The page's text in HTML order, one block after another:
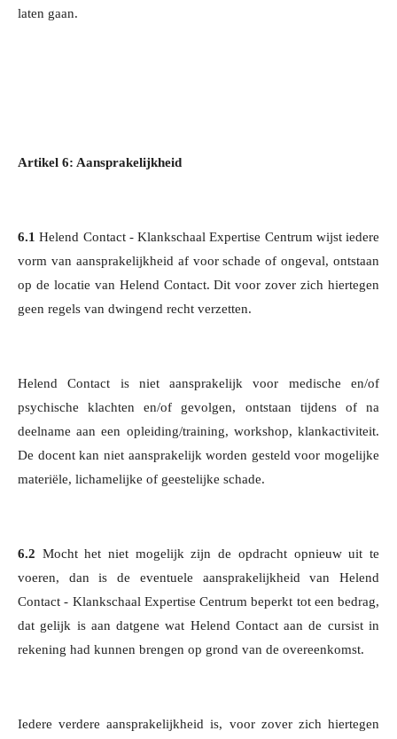
laten gaan.
Artikel 6: Aansprakelijkheid
6.1 Helend Contact - Klankschaal Expertise Centrum wijst iedere
vorm van aansprakelijkheid af voor schade of ongeval, ontstaan
op de locatie van Helend Contact. Dit voor zover zich hiertegen
geen regels van dwingend recht verzetten.
Helend Contact is niet aansprakelijk voor medische en/of
psychische klachten en/of gevolgen, ontstaan tijdens of na
deelname aan een opleiding/training, workshop, klankactiviteit.
De docent kan niet aansprakelijk worden gesteld voor mogelijke
materiële, lichamelijke of geestelijke schade.
6.2 Mocht het niet mogelijk zijn de opdracht opnieuw uit te
voeren, dan is de eventuele aansprakelijkheid van Helend
Contact - Klankschaal Expertise Centrum beperkt tot een bedrag,
dat gelijk is aan datgene wat Helend Contact aan de cursist in
rekening had kunnen brengen op grond van de overeenkomst.
Iedere verdere aansprakelijkheid is, voor zover zich hiertegen